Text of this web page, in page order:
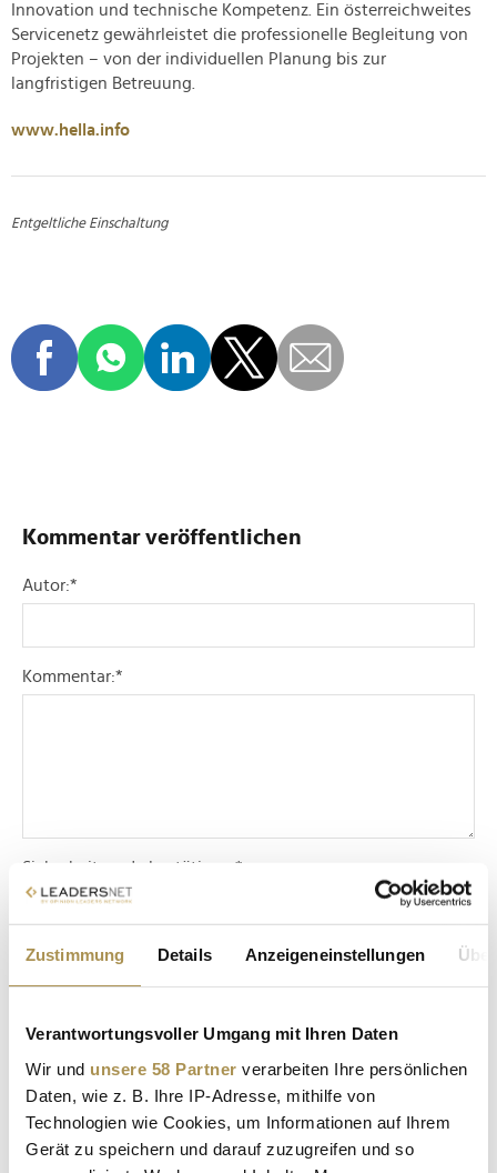
Zustimmung Details Anzeigeneinstellungen
Verantwortungsvoller Umgang mit Ihren Daten
Wir und unsere 58 Partner verarbeiten Ihre persönlichen
Daten, wie z. B. Ihre IP-Adresse, mithilfe von
Technologien wie Cookies, um Informationen auf Ihrem
Gerät zu speichern und darauf zuzugreifen und so
Innovation und technische Kompetenz. Ein österreichweites
Servicenetz gewährleistet die professionelle Begleitung von
Projekten – von der individuellen Planung bis zur
langfristigen Betreuung.
www.hella.info
Entgeltliche Einschaltung
Kommentar veröffentlichen
Autor:*
Kommentar:*
Sicherheitscode bestätigen: *
ABSENDEN
* Pflichtfelder.
LEADERSNET.TV